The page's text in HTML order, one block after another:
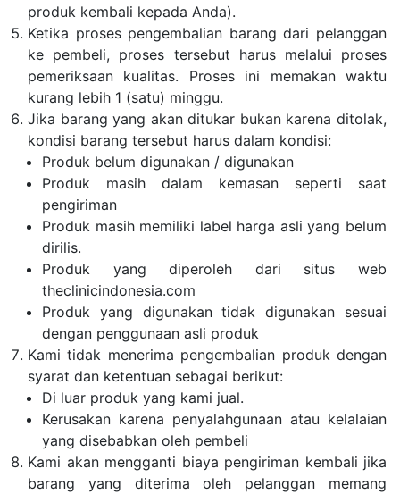
produk kembali kepada Anda).
Ketika proses pengembalian barang dari pelanggan
ke pembeli, proses tersebut harus melalui proses
pemeriksaan kualitas. Proses ini memakan waktu
kurang lebih 1 (satu) minggu.
Jika barang yang akan ditukar bukan karena ditolak,
kondisi barang tersebut harus dalam kondisi:
Produk belum digunakan / digunakan
Produk masih dalam kemasan seperti saat
pengiriman
Produk masih memiliki label harga asli yang belum
dirilis.
Produk yang diperoleh dari situs web
theclinicindonesia.com
Produk yang digunakan tidak digunakan sesuai
dengan penggunaan asli produk
Kami tidak menerima pengembalian produk dengan
syarat dan ketentuan sebagai berikut:
Di luar produk yang kami jual.
Kerusakan karena penyalahgunaan atau kelalaian
yang disebabkan oleh pembeli
Kami akan mengganti biaya pengiriman kembali jika
barang yang diterima oleh pelanggan memang